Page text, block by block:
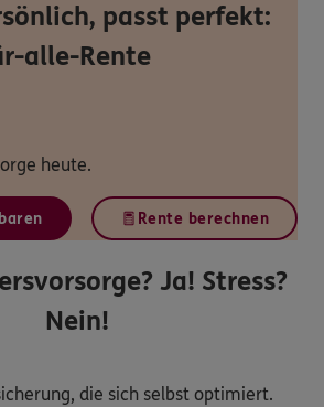
passt perfekt:
alle-Rente
heute.
Rente berechnen
Ja! Stress?
Nein!
die sich selbst optimiert.